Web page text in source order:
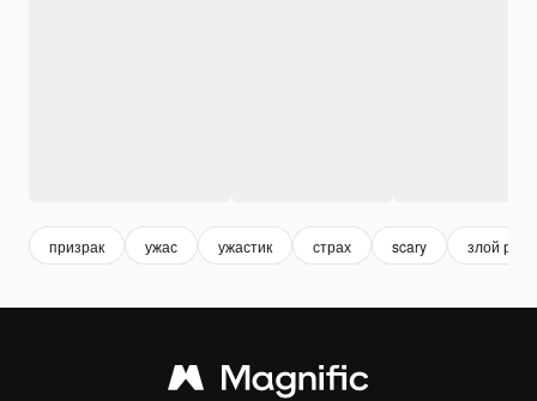
призрак ужас ужастик страх scary злой